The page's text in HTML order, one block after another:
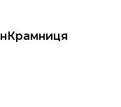
Крамниця